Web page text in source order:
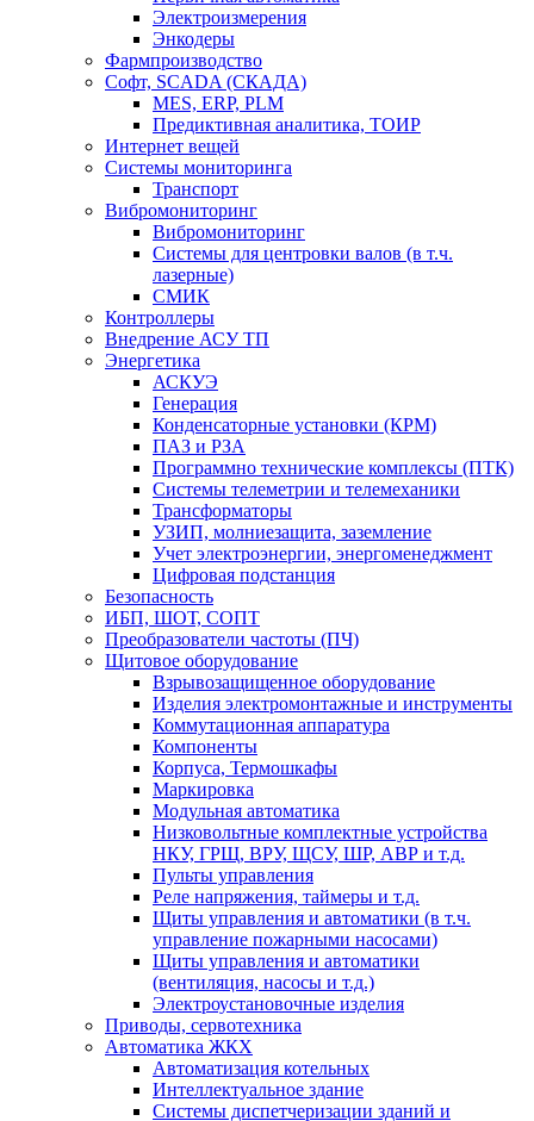
Электроизмерения
Энкодеры
Фармпроизводство
Софт, SCADA (СКАДА)
MES, ERP, PLM
Предиктивная аналитика, ТОИР
Интернет вещей
Системы мониторинга
Транспорт
Вибромониторинг
Вибромониторинг
Системы для центровки валов (в т.ч.
лазерные)
СМИК
Контроллеры
Внедрение АСУ ТП
Энергетика
АСКУЭ
Генерация
Конденсаторные установки (КРМ)
ПАЗ и РЗА
Программно технические комплексы (ПТК)
Системы телеметрии и телемеханики
Трансформаторы
УЗИП, молниезащита, заземление
Учет электроэнергии, энергоменеджмент
Цифровая подстанция
Безопасность
ИБП, ШОТ, СОПТ
Преобразователи частоты (ПЧ)
Щитовое оборудование
Взрывозащищенное оборудование
Изделия электромонтажные и инструменты
Коммутационная аппаратура
Компоненты
Корпуса, Термошкафы
Маркировка
Модульная автоматика
Низковольтные комплектные устройства
НКУ, ГРЩ, ВРУ, ЩСУ, ШР, АВР и т.д.
Пульты управления
Реле напряжения, таймеры и т.д.
Щиты управления и автоматики (в т.ч.
управление пожарными насосами)
Щиты управления и автоматики
(вентиляция, насосы и т.д.)
Электроустановочные изделия
Приводы, сервотехника
Автоматика ЖКХ
Автоматизация котельных
Интеллектуальное здание
Системы диспетчеризации зданий и